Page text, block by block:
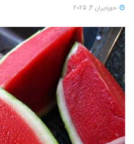
حوزه‌یران 4, 2025